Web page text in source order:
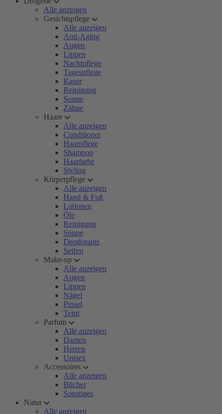
Alle anzeigen
Gesichtspflege
Alle anzeigen
Anti-Aging
Augen
Lippen
Nachtpflege
Tagespflege
Rasur
Reinigung
Sonne
Zähne
Haare
Alle anzeigen
Conditioner
Haarpflege
Shampoo
Haarfarbe
Styling
Körperpflege
Alle anzeigen
Hand & Fuß
Lotionen
Öle
Reinigung
Sonne
Deodorants
Seifen
Make-up
Alle anzeigen
Augen
Lippen
Nägel
Pinsel
Teint
Parfum
Alle anzeigen
Damen
Herren
Unisex
Accessoires
Alle anzeigen
Bücher
Sonstiges
Natur
Alle anzeigen